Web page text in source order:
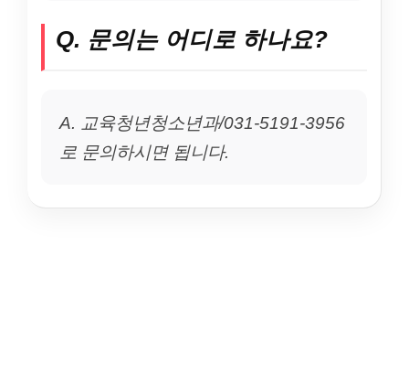
Q. 문의는 어디로 하나요?
A. 교육청년청소년과/031-5191-3956
로 문의하시면 됩니다.